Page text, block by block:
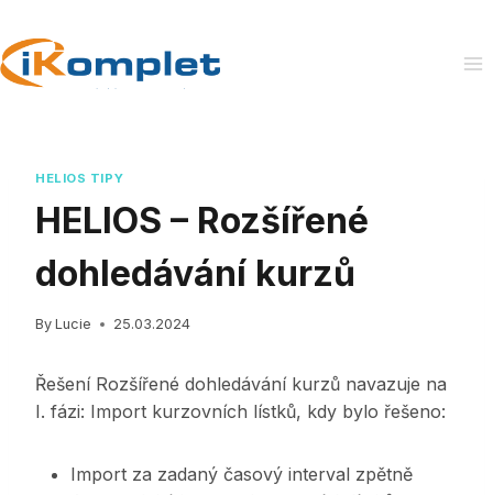
to
content
HELIOS TIPY
HELIOS – Rozšířené
dohledávání kurzů
By Lucie 25.03.2024
Řešení Rozšířené dohledávání kurzů navazuje na
I. fázi: Import kurzovních lístků, kdy bylo řešeno:
Import za zadaný časový interval zpětně